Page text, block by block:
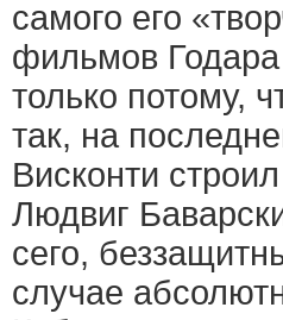
самого его
фильмов
только потому,
так, на
Висконти
Людвиг
сего,
случае